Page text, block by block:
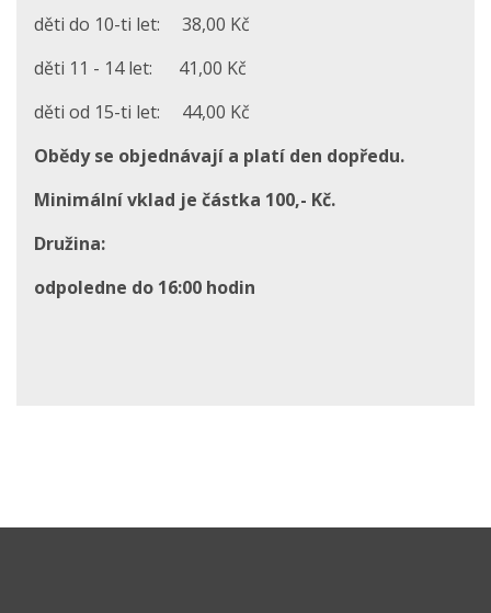
děti do 10-ti let: 38,00 Kč
děti 11 - 14 let: 41,00 Kč
děti od 15-ti let: 44,00 Kč
Obědy se objednávají a platí den dopředu.
Minimální vklad je částka 100,- Kč.
Družina:
odpoledne do 16:00 hodin